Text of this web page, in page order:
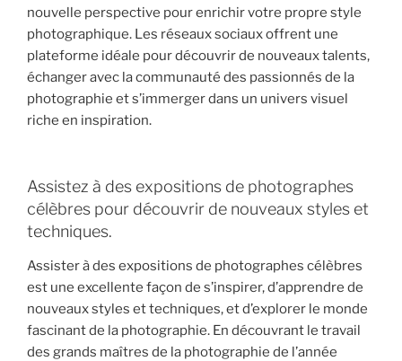
nouvelle perspective pour enrichir votre propre style
photographique. Les réseaux sociaux offrent une
plateforme idéale pour découvrir de nouveaux talents,
échanger avec la communauté des passionnés de la
photographie et s’immerger dans un univers visuel
riche en inspiration.
Assistez à des expositions de photographes
célèbres pour découvrir de nouveaux styles et
techniques.
Assister à des expositions de photographes célèbres
est une excellente façon de s’inspirer, d’apprendre de
nouveaux styles et techniques, et d’explorer le monde
fascinant de la photographie. En découvrant le travail
des grands maîtres de la photographie de l’année